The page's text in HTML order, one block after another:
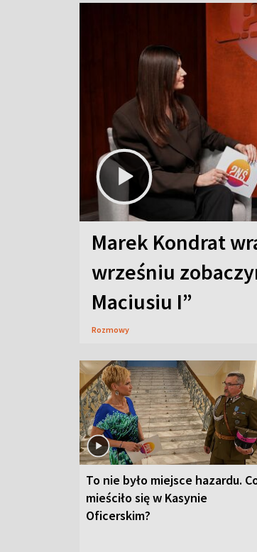
Marek Kondrat
wrześniu
Maciusiu I”
Rozmowy
To nie było miejsce hazardu.
mieściło się w Kasynie
Oficerskim?